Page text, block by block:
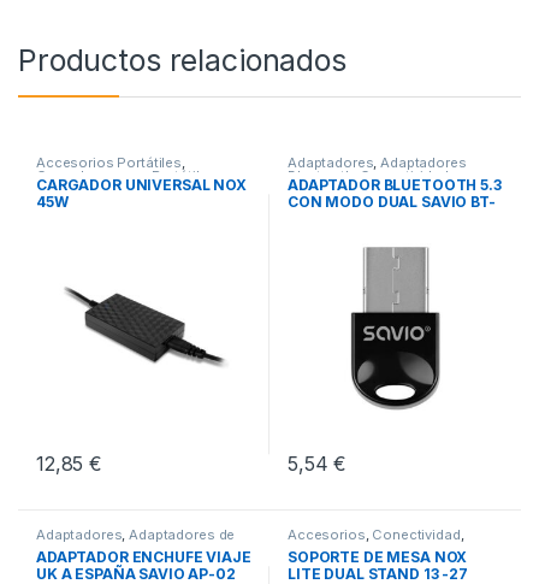
Productos relacionados
Accesorios Portátiles,
Cargadores para Portátiles,
Conectividad
CARGADOR UNIVERSAL NOX
45W
12,85€
Adaptadores,Adaptadores
Bluetooth, Conectividad
ADAPTADOR BLUETOOTH 5.3
CON MODO DUAL SAVIO BT-
5,54€
Adaptadores,Adaptadores de
Corriente, Conectividad
ADAPTADOR ENCHUFE VIAJE
UK A ESPAÑA SAVIO AP-02
Accesorios, Conectividad,
Soportes TV
SOPORTE DE MESA NOX
LITE DUAL STAND 13 -27